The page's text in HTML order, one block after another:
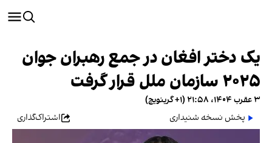
یک دختر افغان در جمع رهبران جوان
۲۰۲۵ سازمان ملل قرار گرفت
۳ عقرب ۱۴۰۴، ۲۱:۵۸ (‎+۱ گرینویچ)
پخش نسخه شنیداری
اشتراک‌گذاری